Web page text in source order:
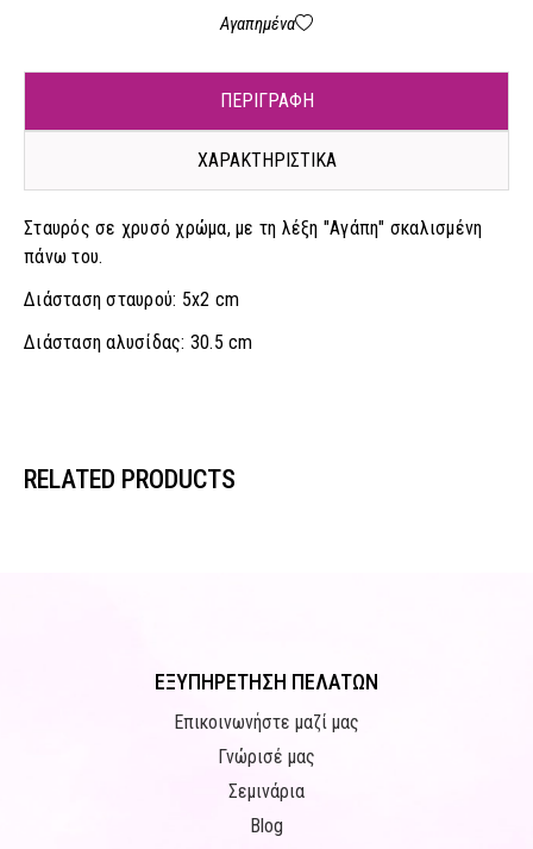
Αγαπημένα
ΠΕΡΙΓΡΑΦΗ
ΧΑΡΑΚΤΗΡΙΣΤΙΚΑ
Σταυρός σε χρυσό χρώμα, με τη λέξη "Αγάπη" σκαλισμένη
πάνω του.
Διάσταση σταυρού: 5x2 cm
Διάσταση αλυσίδας: 30.5 cm
RELATED PRODUCTS
ΕΞΥΠΗΡΕΤΗΣΗ ΠΕΛΑΤΩΝ
Επικοινωνήστε μαζί μας
Γνώρισέ μας
Σεμινάρια
Blog